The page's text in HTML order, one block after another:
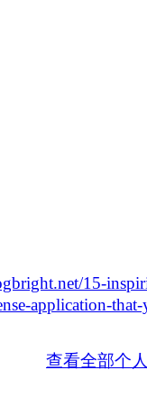
15-
application-
查看全部个